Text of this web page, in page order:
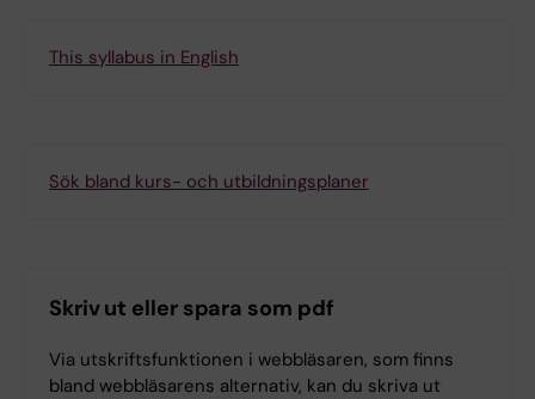
This syllabus in English
Sök bland kurs- och utbildningsplaner
Skriv ut eller spara som pdf
Via utskriftsfunktionen i webbläsaren, som finns
bland webbläsarens alternativ, kan du skriva ut